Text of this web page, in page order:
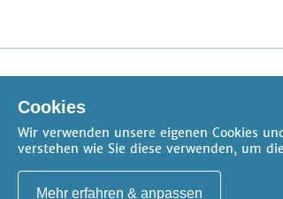
AGB
Cookie-Einstellungen
Cookies
Wir verwenden unsere eigenen Cookies
verstehen wie Sie diese verwenden, um
Mehr erfahren & anpassen